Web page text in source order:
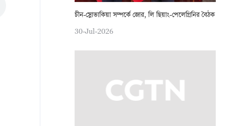
চীন-স্লোভাকিয়া সম্পর্কে জোর, লি ছিয়াং-পেলেগ্রিনির বৈঠক
30-Jul-2026